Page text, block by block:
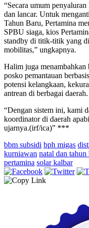
“Secara umum
dan lancar. Untuk
Tahun Baru, Pertamina
SPBU siaga, kios
standby di titik-titik yang
mobilitas,” ungkapnya.
Halim juga
posko pemantauan
potensi kelangkaan,
antrean di berbagai daerah.
“Dengan sistem ini, kami
koordinator di daerah
ujarnya.(irf/ica)” ***
bbm subsidi bph migas
kurniawan natal dan tahun
pertamina solar kalbar